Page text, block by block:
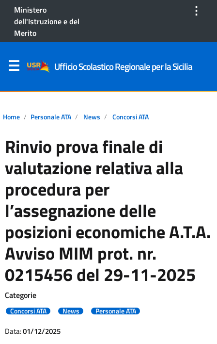
Ministero
dell'Istruzione e del
Merito
⋮
Ufficio Scolastico Regionale per la Sicilia
Home Personale ATA News Concorsi ATA
Rinvio prova finale di
valutazione relativa alla
procedura per
l’assegnazione delle
posizioni economiche A.T.A.
Avviso MIM prot. nr.
0215456 del 29-11-2025
Categorie
Concorsi ATA News Personale ATA
Data:01/12/2025